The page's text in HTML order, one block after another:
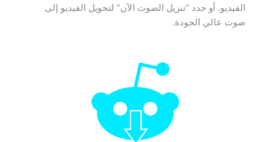
الفيديو. أو حدد “تنزيل الصوت الآن” لتحويل الفيديو إلى
صوت عالي الجودة.